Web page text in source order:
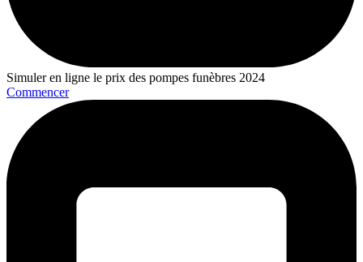
Simuler en ligne le prix des pompes funèbres 2024
Commencer